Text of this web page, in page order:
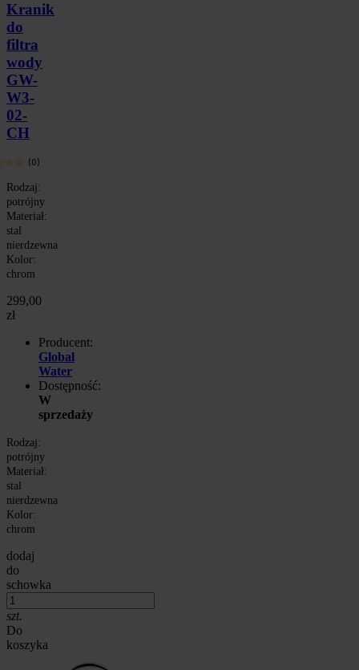
Kranik
do
filtra
wody
GW-
W3-
02-
CH
(0)
Rodzaj:
potrójny
Materiał:
stal
nierdzewna
Kolor:
chrom
299,00
zł
Producent:
Global
Water
Dostępność:
W
sprzedaży
Rodzaj:
potrójny
Materiał:
stal
nierdzewna
Kolor:
chrom
dodaj
do
schowka
szt.
Do
koszyka